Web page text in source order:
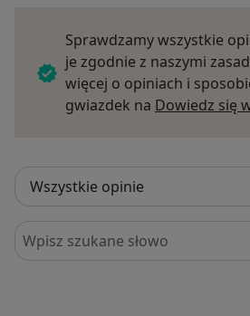
Sprawdzamy wszystkie
je zgodnie z naszymi
więcej o opiniach i
gwiazdek na Dowiedz się
Szukaj w opiniach